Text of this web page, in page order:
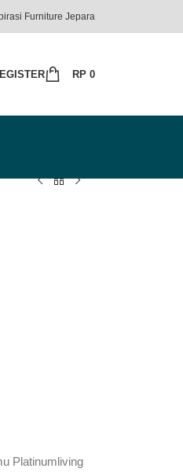
Furniture Jepara
RP 0
Platinumliving